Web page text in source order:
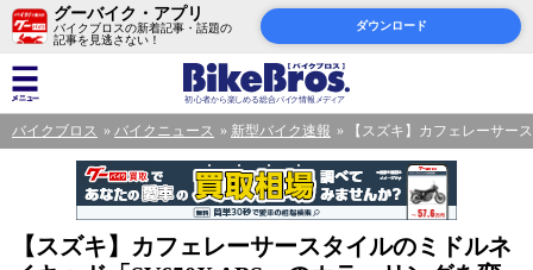
グーバイク・アプリ
バイクブロスの新着記事・話題の
記事を見逃さない！
ダウンロード
バイクブロス バイクニュース 新型バイク速報 【スズキ】カフェレーサー
【スズキ】カフェレーサースタイルのミドルネ